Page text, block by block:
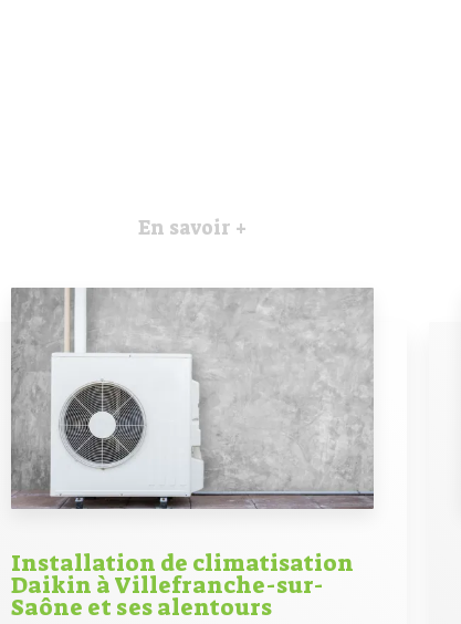
En savoir +
Installation de climatisation
Daikin à Villefranche-sur-
Saône et ses alentours